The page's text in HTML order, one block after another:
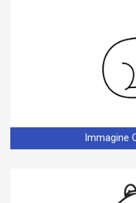
Immagine